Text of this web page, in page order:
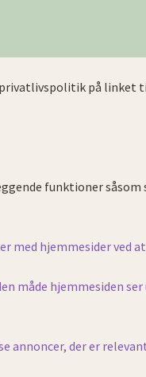
privatlivspolitik på linket
funktioner
med hjemmesider ved
hjemmesiden
der er